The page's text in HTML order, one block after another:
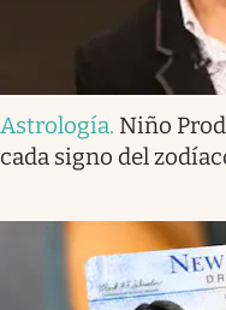
Astrología. Niño
cada signo del